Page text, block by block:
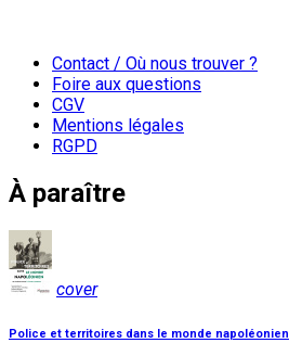
Contact / Où nous trouver ?
Foire aux questions
CGV
Mentions légales
RGPD
À paraître
cover
Police et territoires dans le monde napoléonien